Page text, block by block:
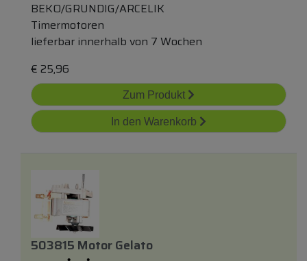
BEKO/GRUNDIG/ARCELIK
Timermotoren
lieferbar innerhalb von 7 Wochen
€ 25,96
Zum Produkt
In den Warenkorb
503815 Motor Gelato